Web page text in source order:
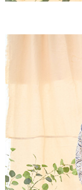
恩沛科技股份有限公司